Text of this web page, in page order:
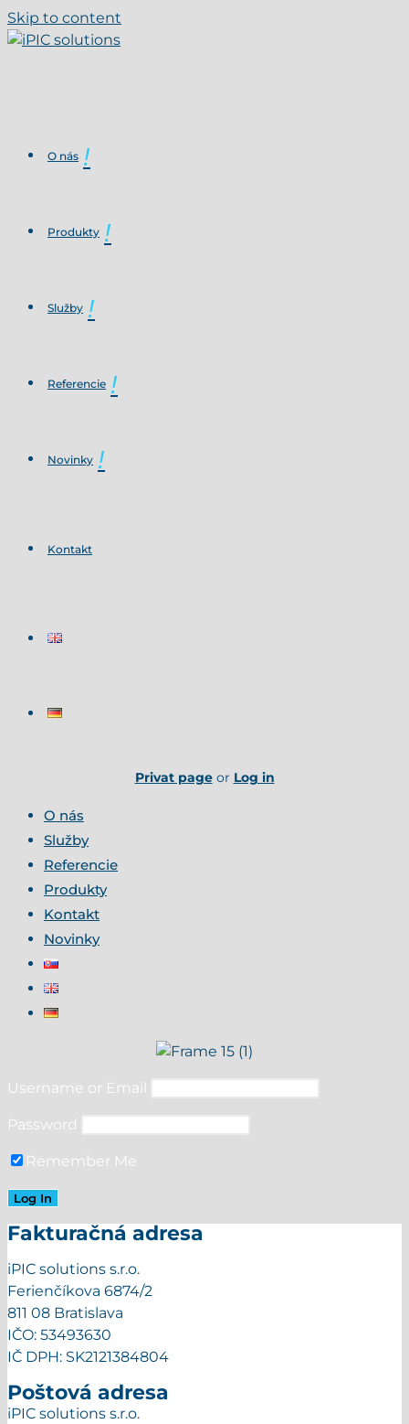
Skip to content
O nás
Produkty
Služby
Referencie
Novinky
Kontakt
Privat pageor Log in
O nás
Služby
Referencie
Produkty
Kontakt
Novinky
Username or Email
Password
Remember Me
Fakturačná adresa
iPIC solutions s.r.o.
Ferienčíkova 6874/2
811 08 Bratislava
IČO: 53493630
IČ DPH: SK2121384804
Poštová adresa
iPIC solutions s.r.o.